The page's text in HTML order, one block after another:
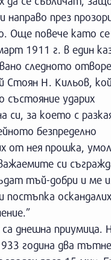
направо през
Още повече като
1911 г. в един
следното
Стоян Н. Кильов,
състояние ударих
си, за което с
безпределно
от нея прошка,
си
тъй-добри и ме
постъпка оскандалих
днешна приумица.
година два